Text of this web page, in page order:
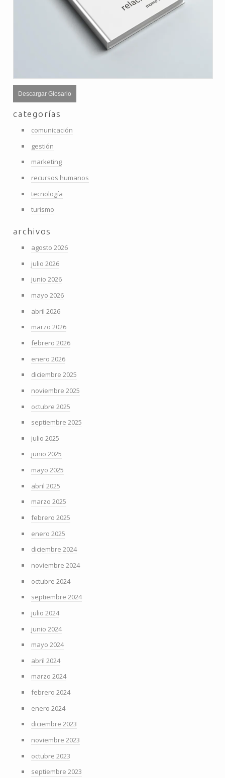
Descargar Glosario
categorías
comunicación
gestión
marketing
recursos humanos
tecnología
turismo
archivos
agosto 2026
julio 2026
junio 2026
mayo 2026
abril 2026
marzo 2026
febrero 2026
enero 2026
diciembre 2025
noviembre 2025
octubre 2025
septiembre 2025
julio 2025
junio 2025
mayo 2025
abril 2025
marzo 2025
febrero 2025
enero 2025
diciembre 2024
noviembre 2024
octubre 2024
septiembre 2024
julio 2024
junio 2024
mayo 2024
abril 2024
marzo 2024
febrero 2024
enero 2024
diciembre 2023
noviembre 2023
octubre 2023
septiembre 2023